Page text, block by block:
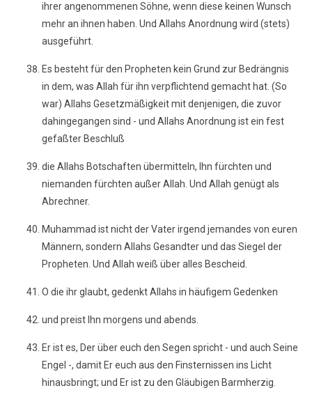
ihrer angenommenen Söhne, wenn diese keinen Wunsch
mehr an ihnen haben. Und Allahs Anordnung wird (stets)
ausgeführt.
Es besteht für den Propheten kein Grund zur Bedrängnis
in dem, was Allah für ihn verpflichtend gemacht hat. (So
war) Allahs Gesetzmäßigkeit mit denjenigen, die zuvor
dahingegangen sind - und Allahs Anordnung ist ein fest
gefaßter Beschluß
die Allahs Botschaften übermitteln, Ihn fürchten und
niemanden fürchten außer Allah. Und Allah genügt als
Abrechner.
Muhammad ist nicht der Vater irgend jemandes von euren
Männern, sondern Allahs Gesandter und das Siegel der
Propheten. Und Allah weiß über alles Bescheid.
O die ihr glaubt, gedenkt Allahs in häufigem Gedenken
und preist Ihn morgens und abends.
Er ist es, Der über euch den Segen spricht - und auch Seine
Engel -, damit Er euch aus den Finsternissen ins Licht
hinausbringt; und Er ist zu den Gläubigen Barmherzig.